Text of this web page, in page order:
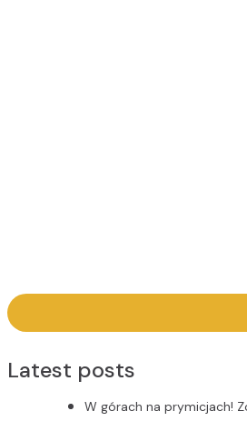
Latest posts
W górach na prymicjach!